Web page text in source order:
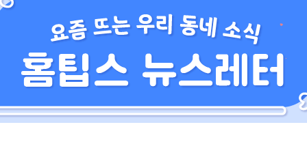
경상도